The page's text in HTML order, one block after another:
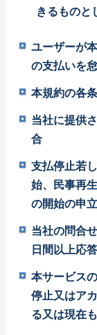
きるものと
ユーザーが
の支払いを
本規約の各
当社に提供
合
支払停止若
始、民事再
の開始の申
当社の問合
日間以上応
本サービス
停止又はア
る又は現在